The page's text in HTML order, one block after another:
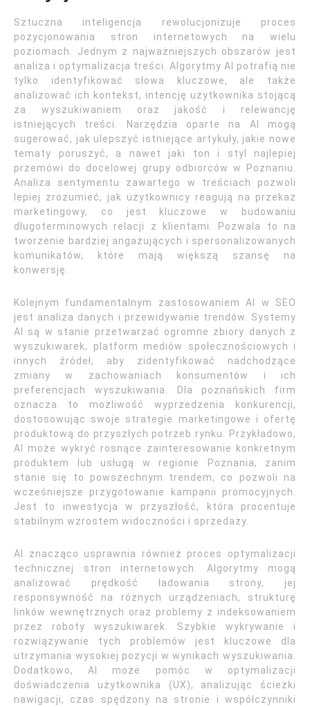
Sztuczna inteligencja rewolucjonizuje proces
pozycjonowania stron internetowych na wielu
poziomach. Jednym z najważniejszych obszarów jest
analiza i optymalizacja treści. Algorytmy AI potrafią nie
tylko identyfikować słowa kluczowe, ale także
analizować ich kontekst, intencję użytkownika stojącą
za wyszukiwaniem oraz jakość i relewancję
istniejących treści. Narzędzia oparte na AI mogą
sugerować, jak ulepszyć istniejące artykuły, jakie nowe
tematy poruszyć, a nawet jaki ton i styl najlepiej
przemówi do docelowej grupy odbiorców w Poznaniu.
Analiza sentymentu zawartego w treściach pozwoli
lepiej zrozumieć, jak użytkownicy reagują na przekaz
marketingowy, co jest kluczowe w budowaniu
długoterminowych relacji z klientami. Pozwala to na
tworzenie bardziej angażujących i spersonalizowanych
komunikatów, które mają większą szansę na
konwersję.
Kolejnym fundamentalnym zastosowaniem AI w SEO
jest analiza danych i przewidywanie trendów. Systemy
AI są w stanie przetwarzać ogromne zbiory danych z
wyszukiwarek, platform mediów społecznościowych i
innych źródeł, aby zidentyfikować nadchodzące
zmiany w zachowaniach konsumentów i ich
preferencjach wyszukiwania. Dla poznańskich firm
oznacza to możliwość wyprzedzenia konkurencji,
dostosowując swoje strategie marketingowe i ofertę
produktową do przyszłych potrzeb rynku. Przykładowo,
AI może wykryć rosnące zainteresowanie konkretnym
produktem lub usługą w regionie Poznania, zanim
stanie się to powszechnym trendem, co pozwoli na
wcześniejsze przygotowanie kampanii promocyjnych.
Jest to inwestycja w przyszłość, która procentuje
stabilnym wzrostem widoczności i sprzedaży.
AI znacząco usprawnia również proces optymalizacji
technicznej stron internetowych. Algorytmy mogą
analizować prędkość ładowania strony, jej
responsywność na różnych urządzeniach, strukturę
linków wewnętrznych oraz problemy z indeksowaniem
przez roboty wyszukiwarek. Szybkie wykrywanie i
rozwiązywanie tych problemów jest kluczowe dla
utrzymania wysokiej pozycji w wynikach wyszukiwania.
Dodatkowo, AI może pomóc w optymalizacji
doświadczenia użytkownika (UX), analizując ścieżki
nawigacji, czas spędzony na stronie i współczynniki